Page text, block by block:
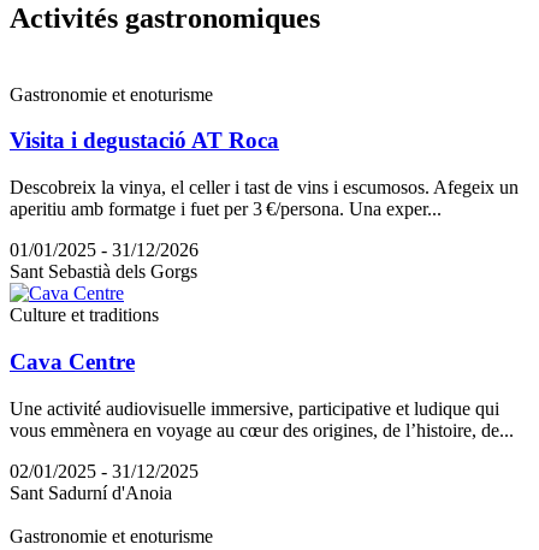
Activités gastronomiques
Gastronomie et enoturisme
Visita i degustació AT Roca
Descobreix la vinya, el celler i tast de vins i escumosos. Afegeix un
aperitiu amb formatge i fuet per 3 €/persona. Una exper...
01/01/2025 - 31/12/2026
Sant Sebastià dels Gorgs
Culture et traditions
Cava Centre
Une activité audiovisuelle immersive, participative et ludique qui
vous emmènera en voyage au cœur des origines, de l’histoire, de...
02/01/2025 - 31/12/2025
Sant Sadurní d'Anoia
Gastronomie et enoturisme